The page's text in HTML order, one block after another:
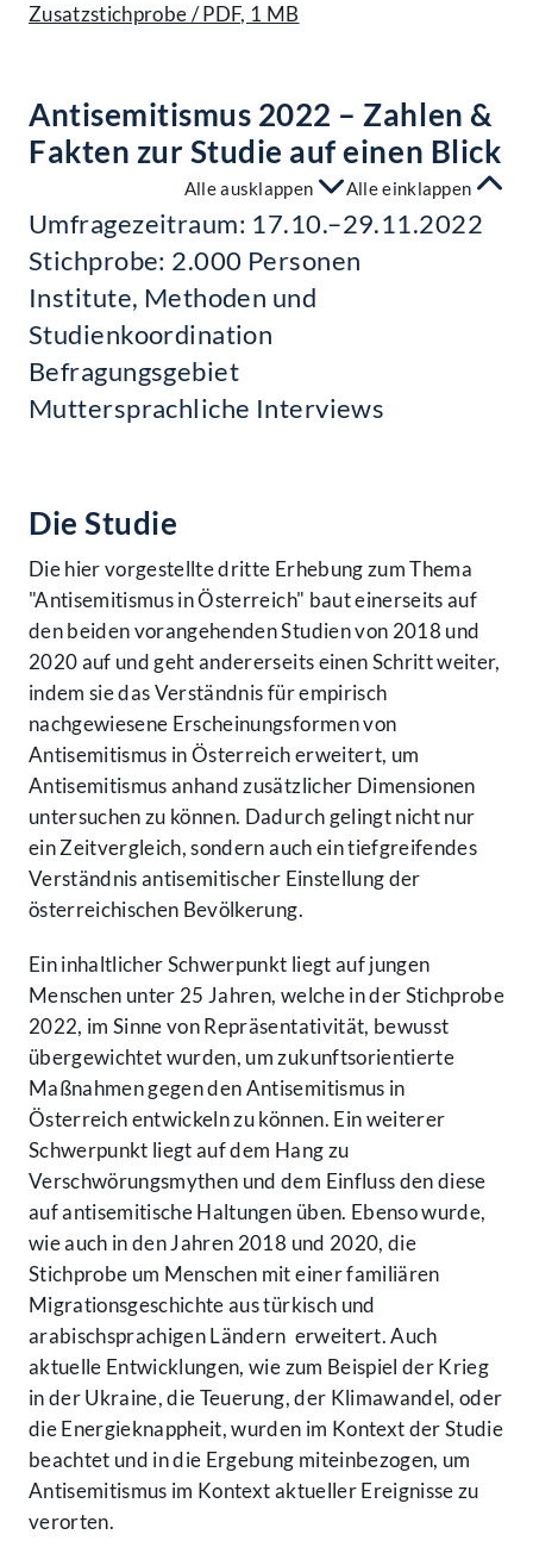
Zusatzstichprobe / PDF, 1 MB
Antisemitismus 2022 – Zahlen &
Fakten zur Studie auf einen Blick
Alle ausklappen Alle einklappen
Umfragezeitraum: 17.10.–29.11.2022
Stichprobe: 2.000 Personen
Institute, Methoden und
Studienkoordination
Befragungsgebiet
Muttersprachliche Interviews
Die Studie
Die hier vorgestellte dritte Erhebung zum Thema
"Antisemitismus in Österreich" baut einerseits auf
den beiden vorangehenden Studien von 2018 und
2020 auf und geht andererseits einen Schritt weiter,
indem sie das Verständnis für empirisch
nachgewiesene Erscheinungsformen von
Antisemitismus in Österreich erweitert, um
Antisemitismus anhand zusätzlicher Dimensionen
untersuchen zu können. Dadurch gelingt nicht nur
ein Zeitvergleich, sondern auch ein tiefgreifendes
Verständnis antisemitischer Einstellung der
österreichischen Bevölkerung.
Ein inhaltlicher Schwerpunkt liegt auf jungen
Menschen unter 25 Jahren, welche in der Stichprobe
2022, im Sinne von Repräsentativität, bewusst
übergewichtet wurden, um zukunftsorientierte
Maßnahmen gegen den Antisemitismus in
Österreich entwickeln zu können. Ein weiterer
Schwerpunkt liegt auf dem Hang zu
Verschwörungsmythen und dem Einfluss den diese
auf antisemitische Haltungen üben. Ebenso wurde,
wie auch in den Jahren 2018 und 2020, die
Stichprobe um Menschen mit einer familiären
Migrationsgeschichte aus türkisch und
arabischsprachigen Ländern erweitert. Auch
aktuelle Entwicklungen, wie zum Beispiel der Krieg
in der Ukraine, die Teuerung, der Klimawandel, oder
die Energieknappheit, wurden im Kontext der Studie
beachtet und in die Ergebung miteinbezogen, um
Antisemitismus im Kontext aktueller Ereignisse zu
verorten.